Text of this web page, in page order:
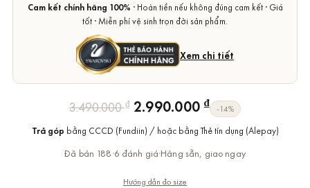
Cam kết chính hãng 100% · Hoàn tiền nếu không đúng cam kết · Giá
tốt · Miễn phí vệ sinh trọn đời sản phẩm.
Xem chi tiết
3.490.000₫ Giá
gốc
là:
3.490.000 ₫.
2.990.000 ₫
Giá
hiện
tại
là:
2.990.000 ₫.
-14%
Trả góp bằng CCCD (Fundiin) / hoặc bằng Thẻ tín dụng (Alepay)
Đã bán 188·6 đánh giá·Hàng sẵn, giao ngay
Hướng dẫn đo size